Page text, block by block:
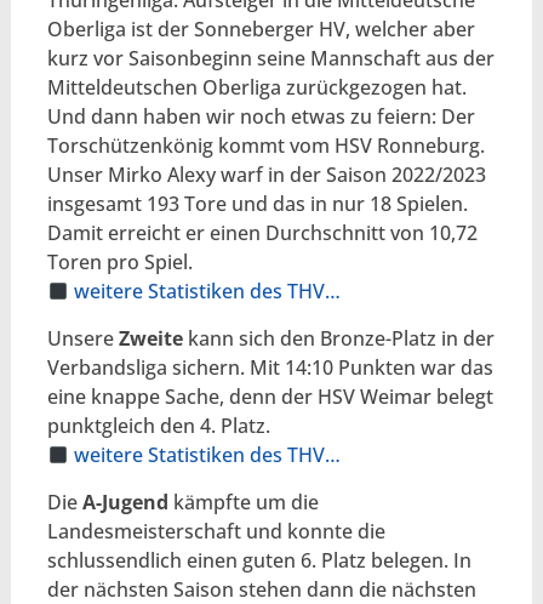
Oberliga ist der Sonneberger HV, welcher aber
kurz vor Saisonbeginn seine Mannschaft aus der
Mitteldeutschen Oberliga zurückgezogen hat.
Und dann haben wir noch etwas zu feiern: Der
Torschützenkönig kommt vom HSV Ronneburg.
Unser Mirko Alexy warf in der Saison 2022/2023
insgesamt 193 Tore und das in nur 18 Spielen.
Damit erreicht er einen Durchschnitt von 10,72
Toren pro Spiel.
weitere Statistiken des THV…
UnsereZweite kann sich den Bronze-Platz in der
Verbandsliga sichern. Mit 14:10 Punkten war das
eine knappe Sache, denn der HSV Weimar belegt
punktgleich den 4. Platz.
weitere Statistiken des THV…
DieA-Jugend kämpfte um die
Landesmeisterschaft und konnte die
schlussendlich einen guten 6. Platz belegen. In
der nächsten Saison stehen dann die nächsten